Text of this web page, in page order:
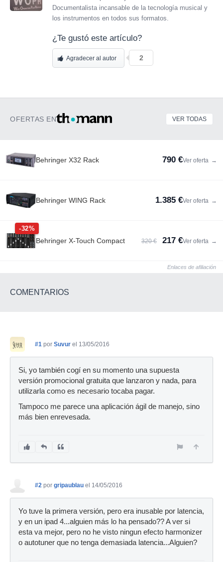
Documentalista incansable de la tecnología musical y
los instrumentos en todos sus formatos.
¿Te gustó este artículo?
Agradecer al autor 2
OFERTAS EN VER TODAS
Behringer X32 Rack 790 €Ver oferta →
Behringer WING Rack 1.385 €Ver oferta →
-32%
Behringer X-Touch Compact 320 € 217 €Ver oferta →
Enlaces de afiliación
COMENTARIOS
#1 por Suvur el 13/05/2016
Si, yo también cogí en su momento una supuesta
versión promocional gratuita que lanzaron y nada, para
utilizarla como es necesario tocaba pagar.
Tampoco me parece una aplicación ágil de manejo, sino
más bien enrevesada.
#2 por gripaublau el 14/05/2016
Yo tuve la primera versión, pero era inusable por latencia,
y en un ipad 4...alguien más lo ha pensado?? A ver si
esta va mejor, pero no he visto ningun efecto harmonizer
o autotuner que no tenga demasiada latencia...Alguien?